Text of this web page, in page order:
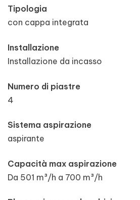
Tipologia
con cappa integrata
Installazione
Installazione da incasso
Numero di piastre
4
Sistema aspirazione
aspirante
Capacità max aspirazione
Da 501 m³/h a 700 m³/h